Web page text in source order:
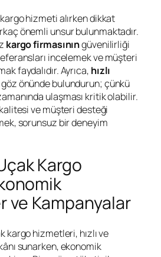
hizmeti alırken dikkat
önemli unsur bulunmaktadır.
kargo firmasınıngüvenilirliği
incelemek ve müşteri
faydalıdır. Ayrıca, hızlı
önünde bulundurun; çünkü
ulaşması kritik olabilir.
ve müşteri desteği
sorunsuz bir deneyim
Kargo
ve Kampanyalar
kargo hizmetleri, hızlı ve
sunarken, ekonomik